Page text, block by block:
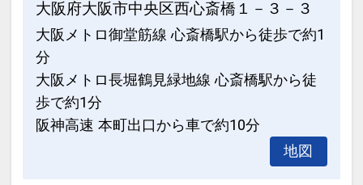
大阪府大阪市中央区西心斎橋１－３－３
大阪メトロ御堂筋線 心斎橋駅から徒歩で約1
分
大阪メトロ長堀鶴見緑地線 心斎橋駅から徒
歩で約1分
阪神高速 本町出口から車で約10分
地図